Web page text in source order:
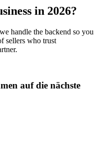
in 2026?
handle the backend so you
sellers who trust
auf die nächste